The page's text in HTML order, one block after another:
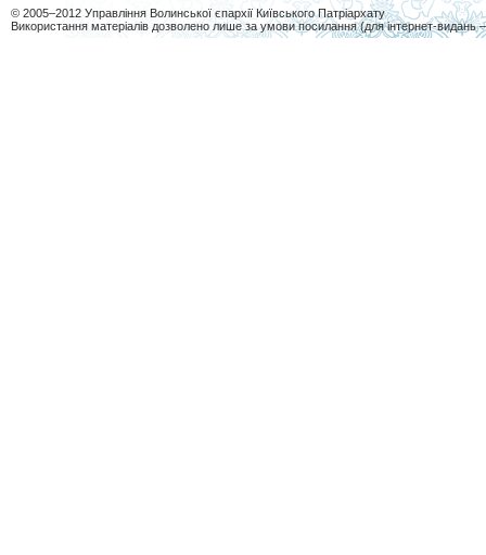
© 2005–2012 Управління Волинської єпархії Київського Патріархату
Використання матеріалів дозволено лише за умови посилання (для інтернет-видань